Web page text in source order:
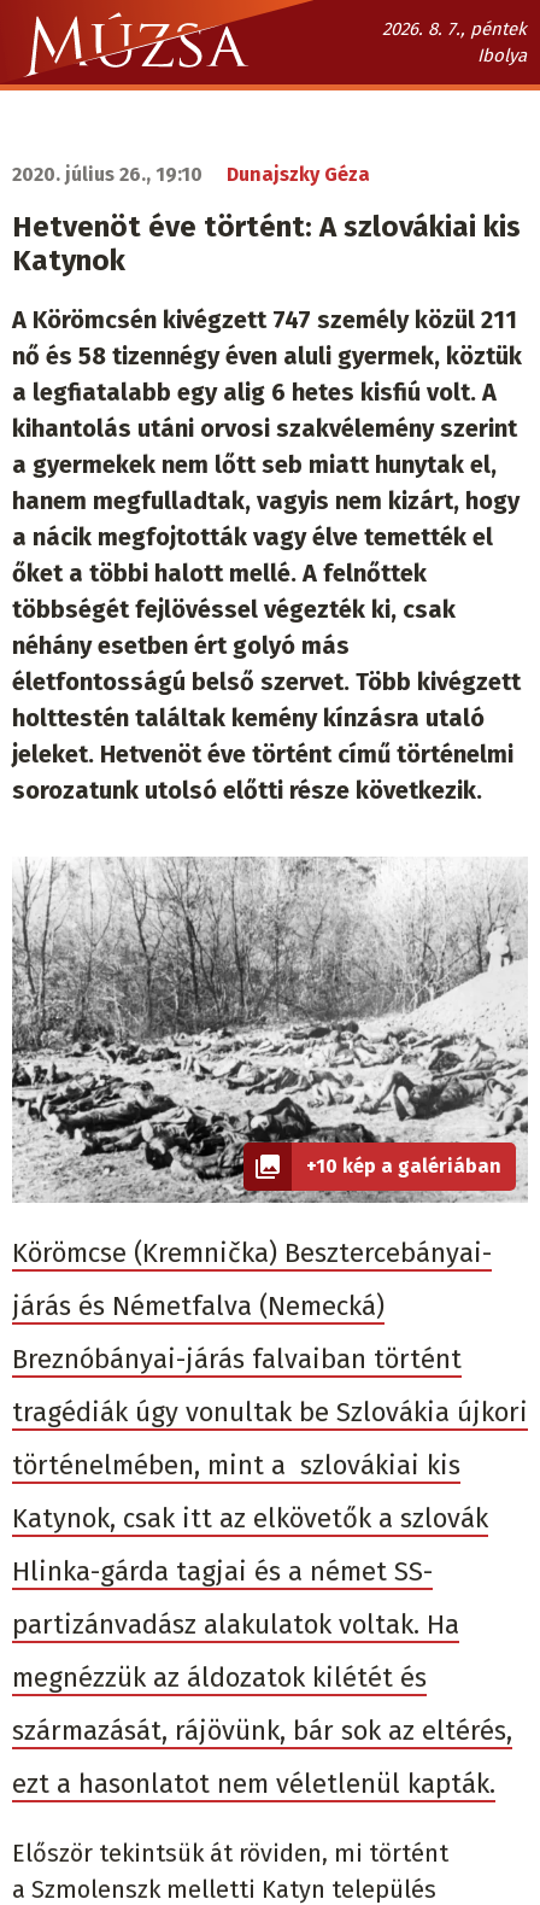
Ugrás
tartalomra
2026. 8. 7., péntek
Ibolya
Múzsa.sk
navigáció
2020. július 26., 19:10 Dunajszky Géza
Hetvenöt éve történt: A szlovákiai kis
Katynok
A Körömcsén kivégzett 747 személy közül 211
nő és 58 tizennégy éven aluli gyermek, köztük
a legfiatalabb egy alig 6 hetes kisfiú volt. A
kihantolás utáni orvosi szakvélemény szerint
a gyermekek nem lőtt seb miatt hunytak el,
hanem megfulladtak, vagyis nem kizárt, hogy
a nácik megfojtották vagy élve temették el
őket a többi halott mellé. A felnőttek
többségét fejlövéssel végezték ki, csak
néhány esetben ért golyó más
életfontosságú belső szervet. Több kivégzett
holttestén találtak kemény kínzásra utaló
jeleket. Hetvenöt éve történt című történelmi
sorozatunk utolsó előtti része következik.
+10 kép a galériában
Körömcse (Kremnička) Besztercebányai-
járás és Németfalva (Nemecká)
Breznóbányai-járás falvaiban történt
tragédiák úgy vonultak be Szlovákia újkori
történelmében, mint a szlovákiai kis
Katynok, csak itt az elkövetők a szlovák
Hlinka-gárda tagjai és a német SS-
partizánvadász alakulatok voltak. Ha
megnézzük az áldozatok kilétét és
származását, rájövünk, bár sok az eltérés,
ezt a hasonlatot nem véletlenül kapták.
Először tekintsük át röviden, mi történt
a Szmolenszk melletti Katyn település